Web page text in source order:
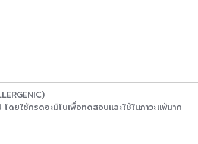
ดยใช้กรดอะมิโนเพื่อทดสอบและใช้ในภาวะแพ้มาก